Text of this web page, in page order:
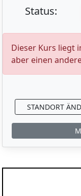
Status:
Dieser Kurs liegt
aber einen
STANDORT